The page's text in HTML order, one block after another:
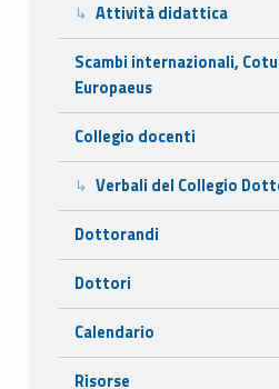
Attività didattica
Scambi internazionali,
Europaeus
Collegio docenti
Verbali del Collegio
Dottorandi
Dottori
Calendario
Risorse